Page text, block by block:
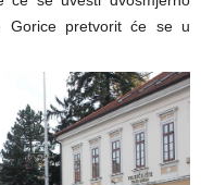
Gorice pretvorit će se u